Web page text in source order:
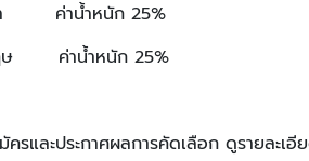
า ค่าน้ำหนัก 25%
ษ ค่าน้ำหนัก 25%
ครและประกาศผลการคัดเลือก ดูรายละเอี